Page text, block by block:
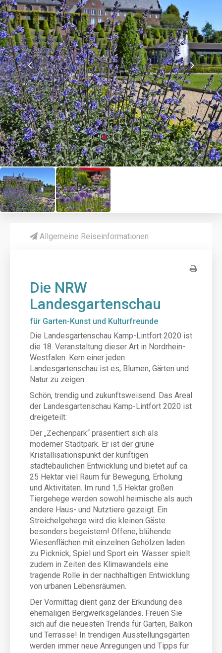
Allgemeine Reiseinformationen
Die NRW
Landesgartenschau
für Garten-Kunst und Kulturfreunde
Die Landesgartenschau Kamp-Lintfort 2020 ist
die 18. Veranstaltung dieser Art in Nordrhein-
Westfalen. Kern einer jeden
Landesgartenschau ist es, Blumen, Gärten und
Natur zu zeigen.
Schön, trendig und zukunftsweisend. Das Areal
der Landesgartenschau Kamp-Lintfort 2020 ist
dreigeteilt:
Der „Zechenpark“ präsentiert sich als
moderner Stadtpark. Er ist der grüne
Kristallisationspunkt der künftigen
städtebaulichen Entwicklung und bietet auf ca.
25 Hektar viel Raum für Bewegung, Erholung
und Aktivitäten. Im rund 1,5 Hektar großen
Tiergehege werden sowohl heimische als auch
andere Haus- und Nutztiere gezeigt. Ein
Streichelgehege wird die kleinen Gäste
besonders begeistern! Offene, blühende
Wiesenflächen mit einzelnen Gehölzen laden
zu Picknick, Spiel und Sport ein. Wasser spielt
zudem in Zeiten des Klimawandels eine
tragende Rolle in der nachhaltigen Entwicklung
von urbanen Lebensräumen.
Der Vormittag dient ganz der Erkundung des
ehemaligen Bergwerksgeländes. Freuen Sie
sich auf die neuesten Trends für Garten, Balkon
und Terrasse! In trendigen Ausstellungsgärten
werden immer neue Anregungen und Tipps für